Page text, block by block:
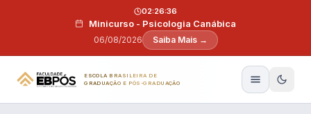
Minicurso - Psicologia Canábica
06/08/2026
02:26:35
Saiba Mais →
ESCOLA BRASILEIRA DE
GRADUAÇÃO E PÓS-GRADUAÇÃO